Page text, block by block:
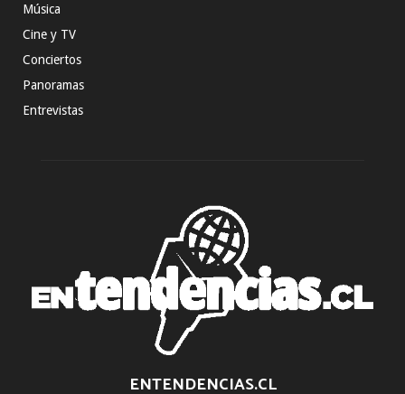
Música
Cine y TV
Conciertos
Panoramas
Entrevistas
ENTENDENCIAS.CL